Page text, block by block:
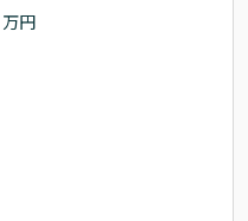
万円